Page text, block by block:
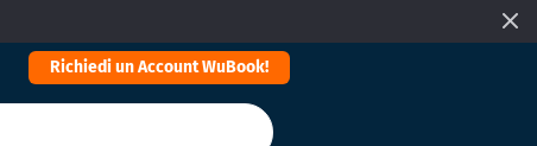
Richiedi un Account WuBook!